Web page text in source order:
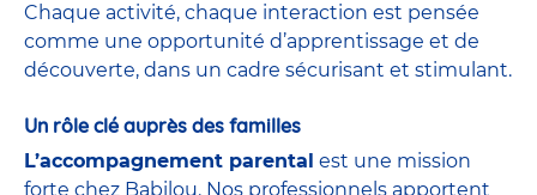
Chaque activité, chaque interaction est pensée
comme une opportunité d’apprentissage et de
découverte, dans un cadre sécurisant et stimulant.
Un rôle clé auprès des familles
L’accompagnement parental est une mission
forte chez Babilou. Nos professionnels apportent